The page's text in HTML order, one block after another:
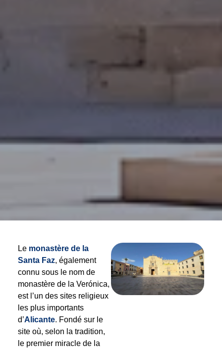
Le monastère de la
Santa Faz, également
connu sous le nom de
monastère de la Verónica,
est l’un des sites religieux
les plus importants
d’Alicante. Fondé sur le
site où, selon la tradition,
le premier miracle de la